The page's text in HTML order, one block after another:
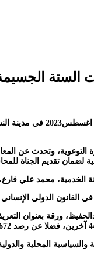
الستة
دشن التحالف اليمني
وتحدث عن
لضمان تقديم الجناة
محمد علي
والتي حددت ستة جرائم جسيمة تمارس ضد الأطفال.
المحلية